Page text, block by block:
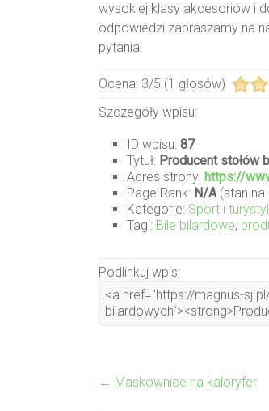
wysokiej klasy akcesoriów i
odpowiedzi zapraszamy na
pytania.
Ocena: 3/5 (1 głosów)
Szczegóły wpisu:
ID wpisu: 87
Tytuł: Producent stołów
Adres strony: https://
Page Rank: N/A(stan na
Kategorie: Sport i
Tagi: Bile bilardowe,
Podlinkuj wpis:
← Maskownice na kaloryfer